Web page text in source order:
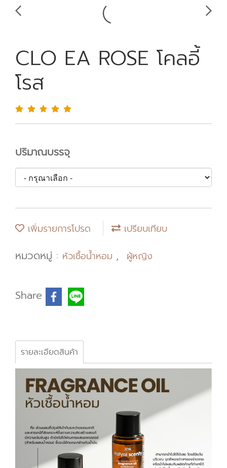
CLO EA ROSE โคลอี้
โรส
ปริมาณบรรจุ
เพิ่มรายการโปรด เปรียบเทียบ
หมวดหมู่ : หัวเชื้อน้ำหอม , ผู้หญิง
Share
รายละเอียดสินค้า